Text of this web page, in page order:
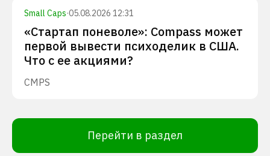
Small Caps·05.08.2026 12:31
«Стартап поневоле»: Compass может
первой вывести психоделик в США.
Что с ее акциями?
CMPS
Перейти в раздел